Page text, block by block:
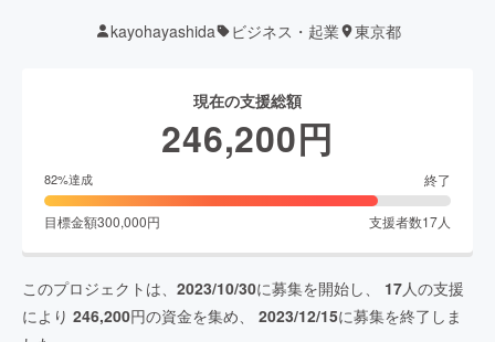
kayohayashida ビジネス・起業 東京都
現在の支援総額
246,200円
82%達成 終了
目標金額300,000円 支援者数17人
このプロジェクトは、 2023/10/30に募集を開始し、 17人の支援
により 246,200円の資金を集め、 2023/12/15に募集を終了しま